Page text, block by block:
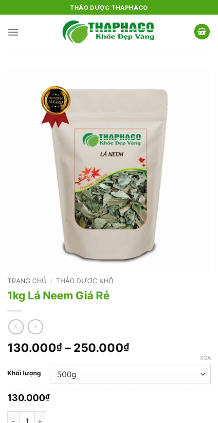
qua
nội
THẢO DƯỢC THAPHACO
TRANG CHỦ / THẢO DƯỢC KHÔ
1kg Lá Neem Giá Rẻ
130.000₫ – 250.000₫Khoảng
130.000₫
đến
Khối lượng
XÓA
130.000₫
1kg Lá Neem Giá Rẻ số lượng